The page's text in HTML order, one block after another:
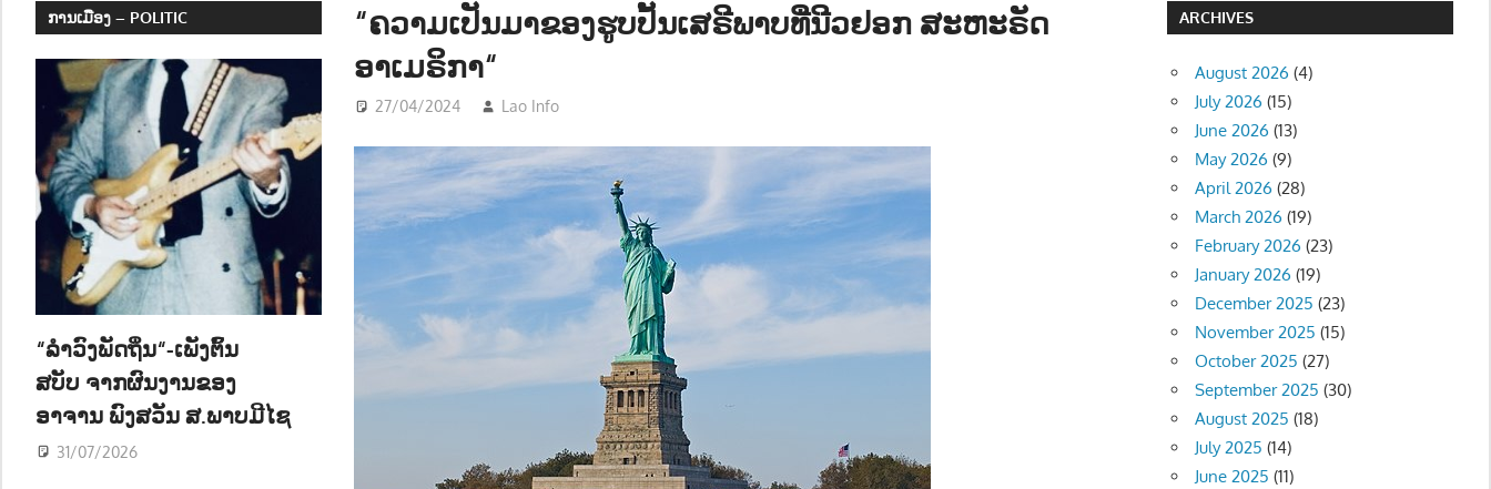
ະ
ຂ່
າ
ວ
າ
“ຄວາມເປັນມາຂອງຮູບປັ້ນເສຣີພາບທີ່ນີວຢອກ ສະຫະຣັດ
ອາເມຣິກາ“
27/04/2024 Lao Info
ການເມືອງ – POLITIC
“ລຳວົງພັດຖິ່ນ“-ເພັງຕົ້ນ
ສບັບ ຈາກຜົນງານຂອງ
ອາຈານ ພົງສວັນ ສ.ພາບມີໄຊ
31/07/2026
ARCHIVES
August 2026 (4)
July 2026 (15)
June 2026 (13)
May 2026 (9)
April 2026 (28)
March 2026 (19)
February 2026 (23)
January 2026 (19)
December 2025 (23)
November 2025 (15)
October 2025 (27)
September 2025 (30)
August 2025 (18)
July 2025 (14)
June 2025 (11)